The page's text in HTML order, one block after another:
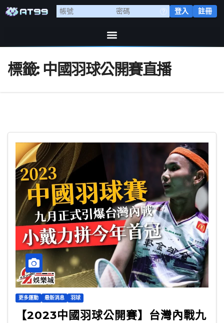
登入 註冊
標籤: 中國羽球公開賽直播
更多運動 最新消息 羽球
【2023中國羽球公開賽】台灣內戰九